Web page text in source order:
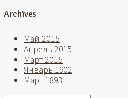
Archives
Май 2015
Апрель 2015
Март 2015
Январь 1902
Март 1893